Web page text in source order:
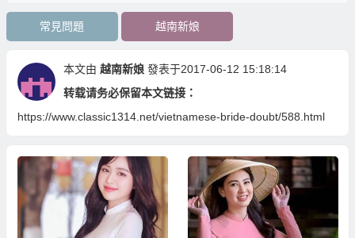
常見問題 越南新娘
本文由 越南新娘 發表于2017-06-12 15:18:14
转载请务必保留本文链接：
https://www.classic1314.net/vietnamese-bride-doubt/588.html